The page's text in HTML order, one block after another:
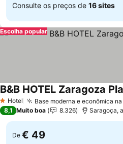
Consulte os preços de 16 sites
Escolha popular
1 Estrelas
Hotel Base moderna e econômica
B&B HOTEL Zaragoza
8,1 Muito boa 8.326 Saragoça,
De € 49